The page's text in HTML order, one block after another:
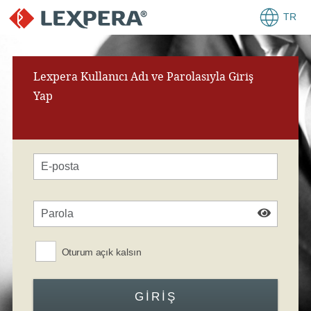
TR
Lexpera Kullanıcı Adı ve Parolasıyla Giriş
Yap
Oturum açık kalsın
GIRIŞ